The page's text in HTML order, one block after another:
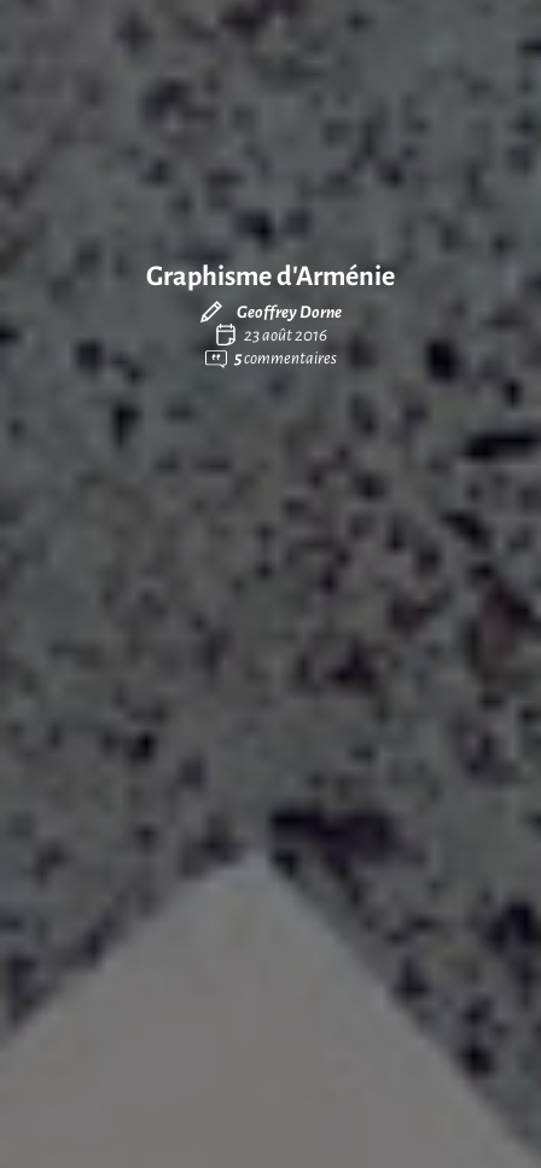
Graphisme d’Arménie
Geoffrey Dorne
23 août 2016
5commentaires